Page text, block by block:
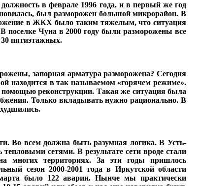
в фев­рале 1996 года, и в первый же год
был разморожен большой мик­рорайон. В
в ЖКХ было таким тяже­лым, что ситуация
поселке Чуна в 2000 году были разморожены все
пятиэтажных.
запорная арматура разморожена? Сегодня
находится в так называемом «горячем режиме».
рекон­струкции. Такая же ситуа­ция была
Толь­ко вкладывать нужно рацио­нально. В
Во всем долж­на быть разумная логика. В Усть-
се­тями. В результате сети вроде стали
многих тер­риториях. За эти годы при­шлось
сезон 2000-2001 года в Иркутской об­ласти
было 122 аварии. Нынче мы практи­чески